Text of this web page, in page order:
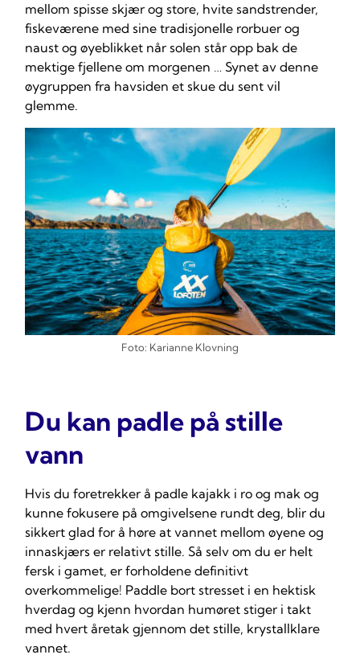
mellom spisse skjær og store, hvite sandstrender,
fiskeværene med sine tradisjonelle rorbuer og
naust og øyeblikket når solen står opp bak de
mektige fjellene om morgenen … Synet av denne
øygruppen fra havsiden et skue du sent vil
glemme.
Foto: Karianne Klovning
Du kan padle på stille
vann
Hvis du foretrekker å padle kajakk i ro og mak og
kunne fokusere på omgivelsene rundt deg, blir du
sikkert glad for å høre at vannet mellom øyene og
innaskjærs er relativt stille. Så selv om du er helt
fersk i gamet, er forholdene definitivt
overkommelige! Paddle bort stresset i en hektisk
hverdag og kjenn hvordan humøret stiger i takt
med hvert åretak gjennom det stille, krystallklare
vannet.